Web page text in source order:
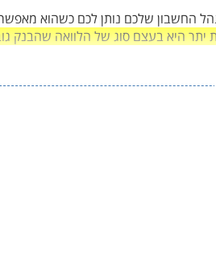
החשבון שלכם נותן לכם כשהוא
יתר היא בעצם סוג של הלוואה שהבנק